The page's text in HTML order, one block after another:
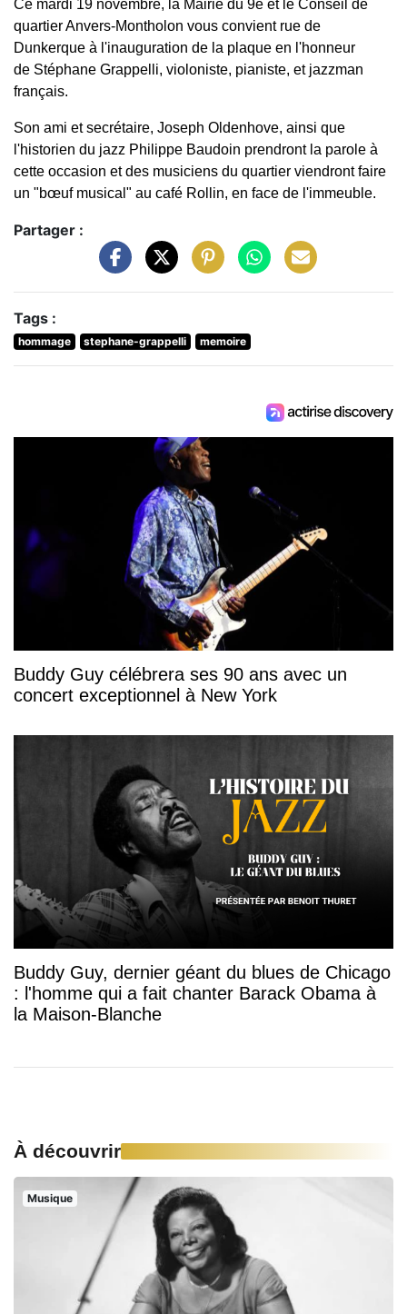
Ce mardi 19 novembre, la Mairie du 9e et le Conseil de
quartier Anvers-Montholon vous convient rue de
Dunkerque à l'inauguration de la plaque en l'honneur
de Stéphane Grappelli, violoniste, pianiste, et jazzman
français.
Son ami et secrétaire, Joseph Oldenhove, ainsi que
l'historien du jazz Philippe Baudoin prendront la parole à
cette occasion et des musiciens du quartier viendront faire
un "bœuf musical" au café Rollin, en face de l'immeuble.
Partager :
Tags :
hommage stephane-grappelli memoire
Buddy Guy célébrera ses 90 ans avec un
concert exceptionnel à New York
Buddy Guy, dernier géant du blues de Chicago
: l'homme qui a fait chanter Barack Obama à
la Maison-Blanche
À découvrir
Musique